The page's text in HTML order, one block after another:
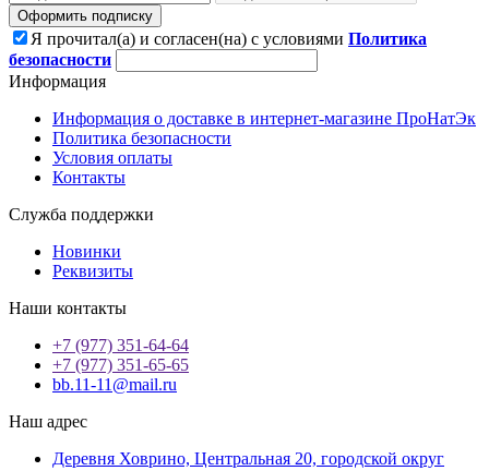
Оформить подписку
Я прочитал(а) и согласен(на) с условиями Политика
безопасности
Информация
Информация о доставке в интернет-магазине ПроНатЭк
Политика безопасности
Условия оплаты
Контакты
Служба поддержки
Новинки
Реквизиты
Наши контакты
+7 (977) 351-64-64
+7 (977) 351-65-65
bb.11-11@mail.ru
Наш адрес
Деревня Ховрино, Центральная 20, городской округ